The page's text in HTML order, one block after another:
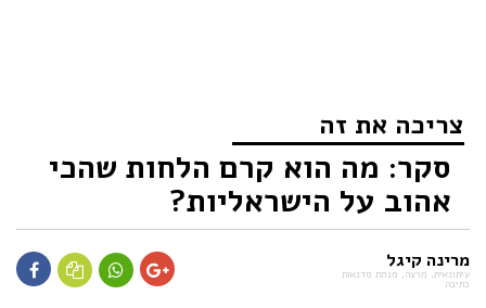
צריכה את זה
סקר: מה הוא קרם הלחות שהכי
אהוב על הישראליות?
מרינה קיגל
עיתונאית, מרצה, מנחת סדנאות
כתיבה